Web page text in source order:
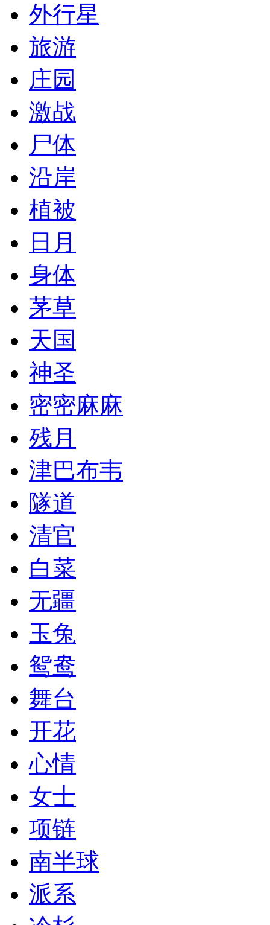
外行星
旅游
庄园
激战
尸体
沿岸
植被
日月
身体
茅草
天国
神圣
密密麻麻
残月
津巴布韦
隧道
清官
白菜
无疆
玉兔
鸳鸯
舞台
开花
心情
女士
项链
南半球
派系